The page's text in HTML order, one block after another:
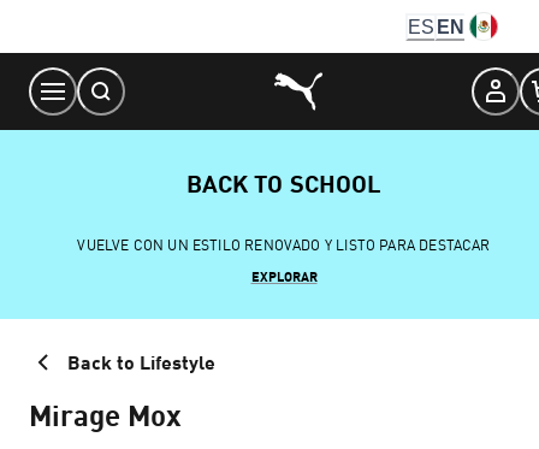
Content
ES EN
BACK TO SCHOOL
VUELVE CON UN ESTILO RENOVADO Y LISTO PARA DESTACAR
EXPLORAR
Back to Lifestyle
Mirage Mox